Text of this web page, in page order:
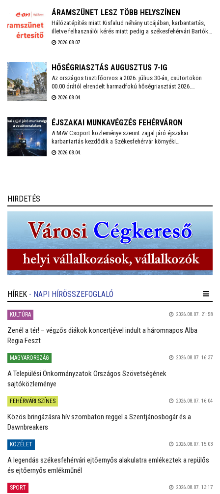
ivókutak, emellett klimatizált helyiségek is várják a lakosságot a
hőségben.
ÁRAMSZÜNET LESZ TÖBB HELYSZÍNEN
Hálózatépítés miatt Kisfalud néhány utcájában, karbantartás,
illetve felhasználói kérés miatt pedig a székesfehérvári Bartók
Béla téren, valamint a Bem József utcában és annak környékén
2026.08.07.
HŐSÉGRIASZTÁS AUGUSZTUS 7-IG
Az országos tisztifőorvos a 2026. július 30-án, csütörtökön
00.00 órától elrendelt harmadfokú hőségriasztást 2026.
augusztus 7-én, pénteken 24.00 óráig meghosszabbította.
város polgármestere mindenkit arra kér, hogy figyeljünk
egymásra, kiemelten a környezetünkben élő idős emberekre,
valamint vigyázzunk a háziállatainkra is.
2026.08.04.
ÉJSZAKAI MUNKAVÉGZÉS FEHÉRVÁRON
A MÁV Csoport közleménye szerint zajjal járó éjszakai
karbantartás kezdődik a Székesfehérvár környéki
vasútvonalakon augusztus 6-án. Székesfehérváron augusztus
2026.08.04.
HIRDETÉS
HÍREK - NAPI HÍRÖSSZEFOGLALÓ
KULTÚRA 2026.08.07. 21:58
Zenél a tér! – végzős diákok koncertjével indult a háromnapos Alba
Regia Feszt
MAGYARORSZÁG 2026.08.07. 16:37
A Települési Önkormányzatok Országos Szövetségének
sajtóközleménye
FEHÉRVÁRI SZÍNES 2026.08.07. 16:04
Közös bringázásra hív szombaton reggel a Szentjánosbogár és a
Dawnbreakers
KÖZÉLET 2026.08.07. 15:03
A legendás székesfehérvári ejtőernyős alakulatra emlékeztek a repülős
és ejtőernyős emlékműnél
SPORT 2026.08.07. 13:17